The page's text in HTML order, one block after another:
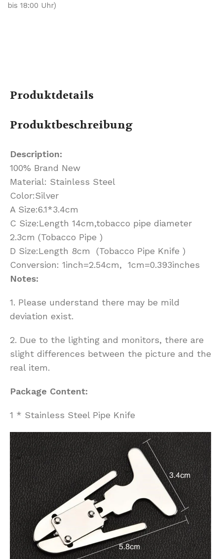
bis 18:00 Uhr)
Produktdetails
Produktbeschreibung
Description:
100% Brand New
Material: Stainless Steel
Color:Silver
A Size:6.1*3.4cm
C Size:Length 14cm,tobacco pipe diameter
2.3cm (Tobacco Pipe )
D Size:Length 8cm (Tobacco Pipe Knife )
Conversion: 1inch=2.54cm, 1cm=0.393inches
Notes:
1. Please understand there may be mild
deviation exist.
2. Due to the lighting and monitors, there are
slight differences between the picture and the
real item.
Package Content:
1 * Stainless Steel Pipe Knife